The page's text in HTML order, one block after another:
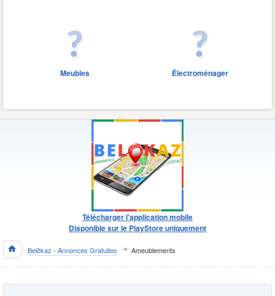
Meubles Électroménager
Télécharger l'application mobile
Disponible sur le PlayStore uniquement
Belôkaz - Annonces Gratuites Ameublements